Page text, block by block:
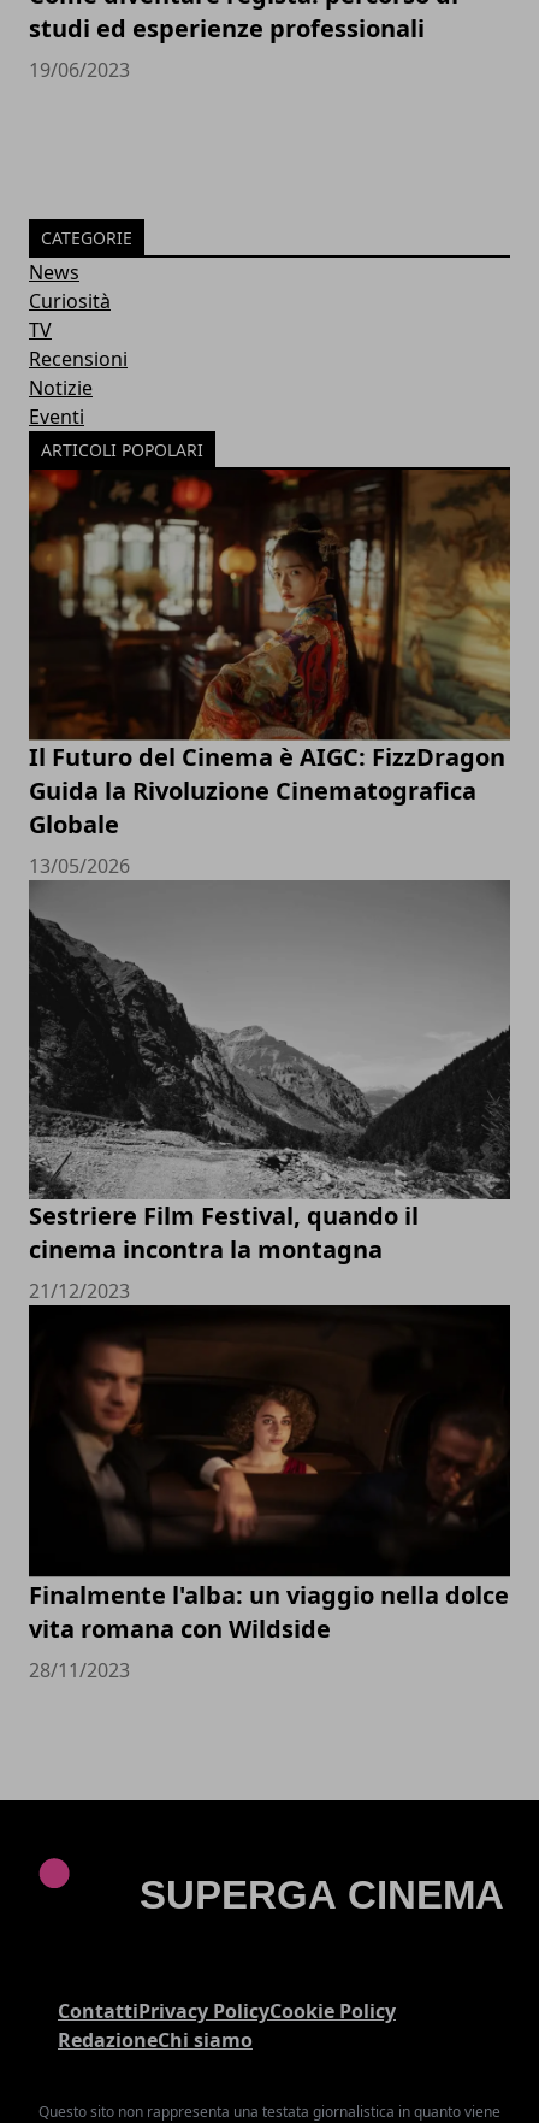
studi ed esperienze professionali
19/06/2023
CATEGORIE
News
Curiosità
TV
Recensioni
Notizie
Eventi
ARTICOLI POPOLARI
Il Futuro del Cinema è AIGC: FizzDragon
Guida la Rivoluzione Cinematografica
Globale
13/05/2026
Sestriere Film Festival, quando il
cinema incontra la montagna
21/12/2023
Finalmente l'alba: un viaggio nella dolce
vita romana con Wildside
28/11/2023
ContattiPrivacy PolicyCookie Policy
RedazioneChi siamo
Questo sito non rappresenta una testata giornalistica in quanto viene